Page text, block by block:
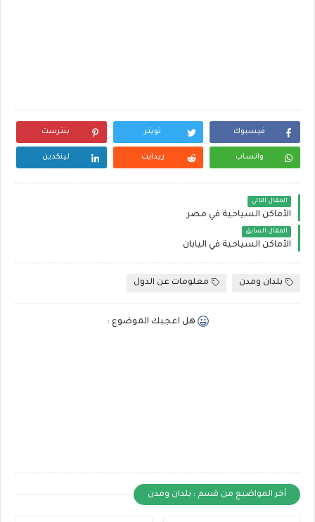
فيسبوك تويتر بنترست
واتساب ريدايت لينكدين
المقال التالي
الأماكن السياحية في مصر
المقال السابق
الأماكن السياحية في اليابان
بلدان ومدن معلومات عن الدول
هل اعجبك الموضوع :
أخر المواضيع من قسم : بلدان ومدن